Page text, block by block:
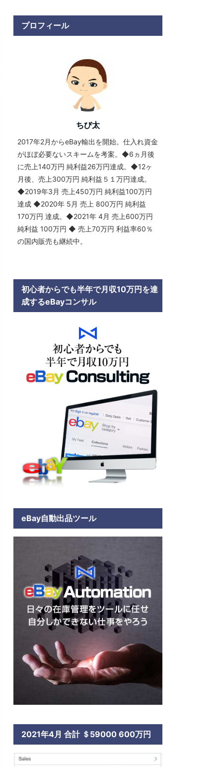
プロフィール
ちび太
2017年2月からeBay輸出を開始。仕入れ資金
がほぼ必要ないスキームを考案。◆6ヵ月後
に売上140万円 純利益26万円達成。◆12ヶ
月後、売上300万円 純利益５１万円達成。
◆2019年3月 売上450万円 純利益100万円
達成 ◆2020年 5月 売上 800万円 純利益
170万円 達成。◆2021年 4月 売上600万円
純利益 100万円 ◆ 売上70万円 利益率60％
の国内販売も継続中。
初心者からでも半年で月収10万円を達
成するeBayコンサル
eBay自動出品ツール
2021年4月 合計 ＄59000 600万円